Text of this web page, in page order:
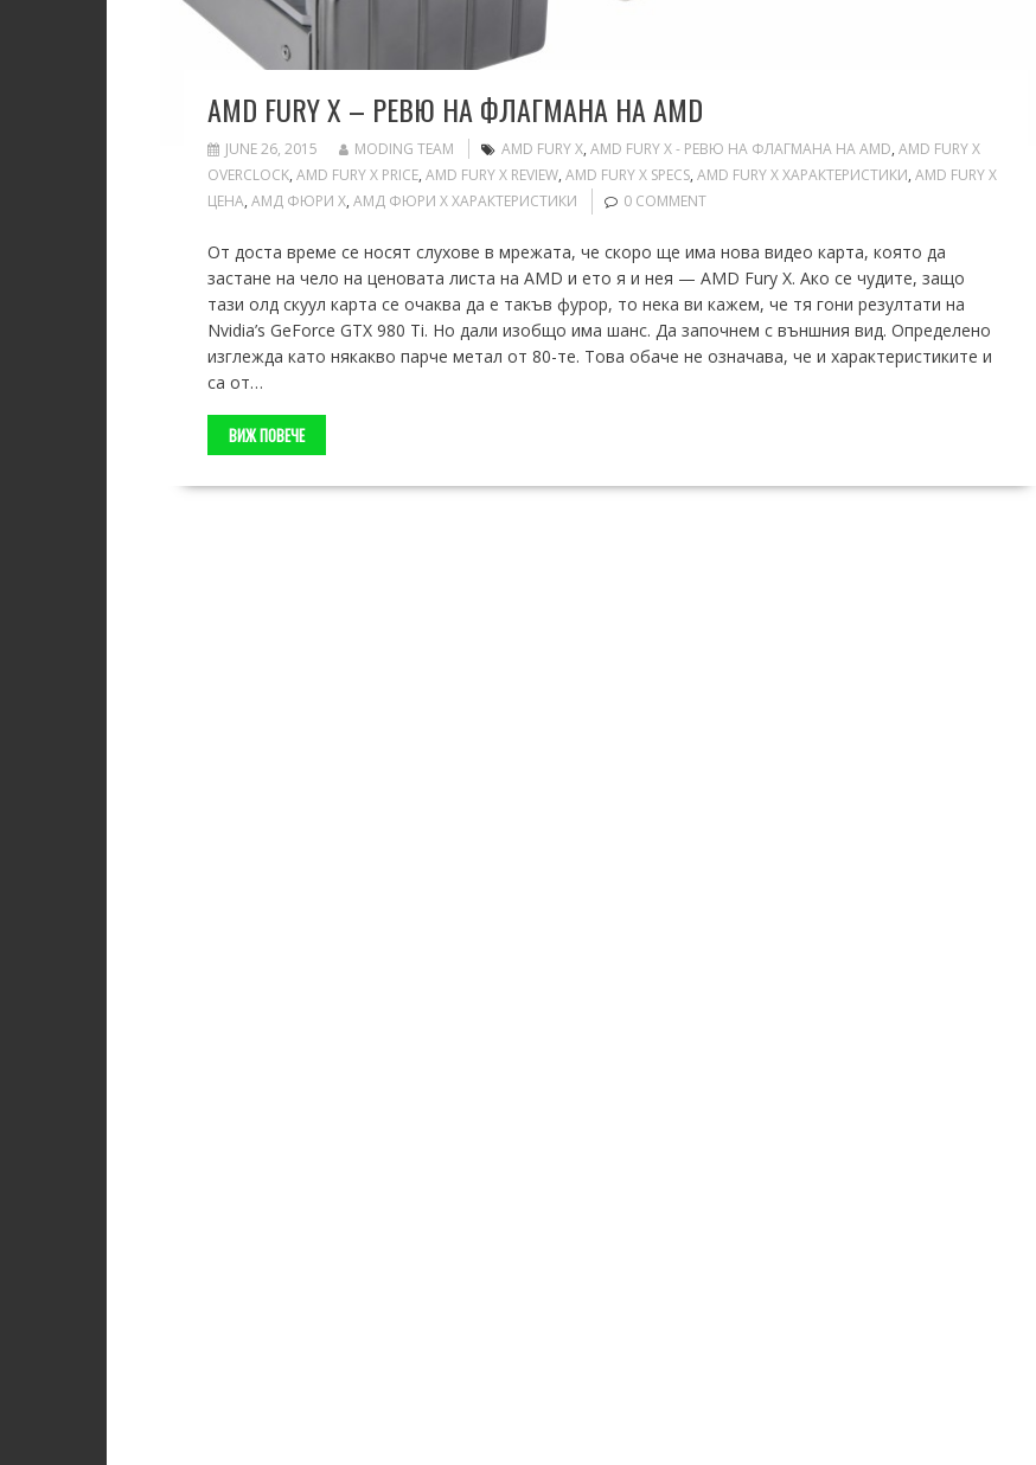
AMD FURY X – РЕВЮ НА ФЛАГМАНА НА AMD
JUNE 26, 2015 MODING TEAM AMD FURY X, AMD FURY X - РЕВЮ НА ФЛАГМАНА НА AMD, AMD FURY X
OVERCLOCK, AMD FURY X PRICE, AMD FURY X REVIEW, AMD FURY X SPECS, AMD FURY X ХАРАКТЕРИСТИКИ, AMD FURY X
ЦЕНА, АМД ФЮРИ Х, АМД ФЮРИ Х ХАРАКТЕРИСТИКИ 0 COMMENT
От доста време се носят слухове в мрежата, че скоро ще има нова видео карта, която да
застане на чело на ценовата листа на AMD и ето я и нея — AMD Fury X. Ако се чудите, защо
тази олд скуул карта се очаква да е такъв фурор, то нека ви кажем, че тя гони резултати на
Nvidia’s GeForce GTX 980 Ti. Но дали изобщо има шанс. Да започнем с външния вид. Определено
изглежда като някакво парче метал от 80-те. Това обаче не означава, че и характеристиките и
са от…
ВИЖ ПОВЕЧЕ